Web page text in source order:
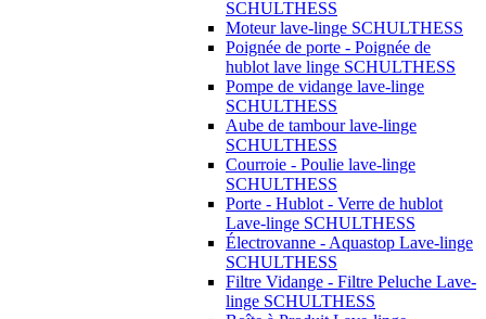
SCHULTHESS
Moteur lave-linge SCHULTHESS
Poignée de porte - Poignée de
hublot lave linge SCHULTHESS
Pompe de vidange lave-linge
SCHULTHESS
Aube de tambour lave-linge
SCHULTHESS
Courroie - Poulie lave-linge
SCHULTHESS
Porte - Hublot - Verre de hublot
Lave-linge SCHULTHESS
Électrovanne - Aquastop Lave-linge
SCHULTHESS
Filtre Vidange - Filtre Peluche Lave-
linge SCHULTHESS